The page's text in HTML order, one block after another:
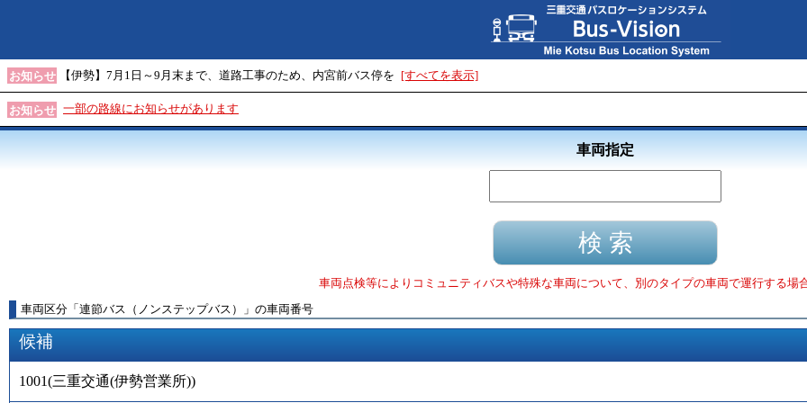
お知らせ 【伊勢】7月1日～9月末まで、道路工事のため、内宮前バス停を [すべてを表示]
お知らせ 一部の路線にお知らせがあります
車両指定
車両点検等によりコミュニティバスや特殊な車両について、別のタイプの車両で運行する場
車両区分 「 連節バス（ノンステップバス） 」 の車両番号
候補
1001(三重交通(伊勢営業所))